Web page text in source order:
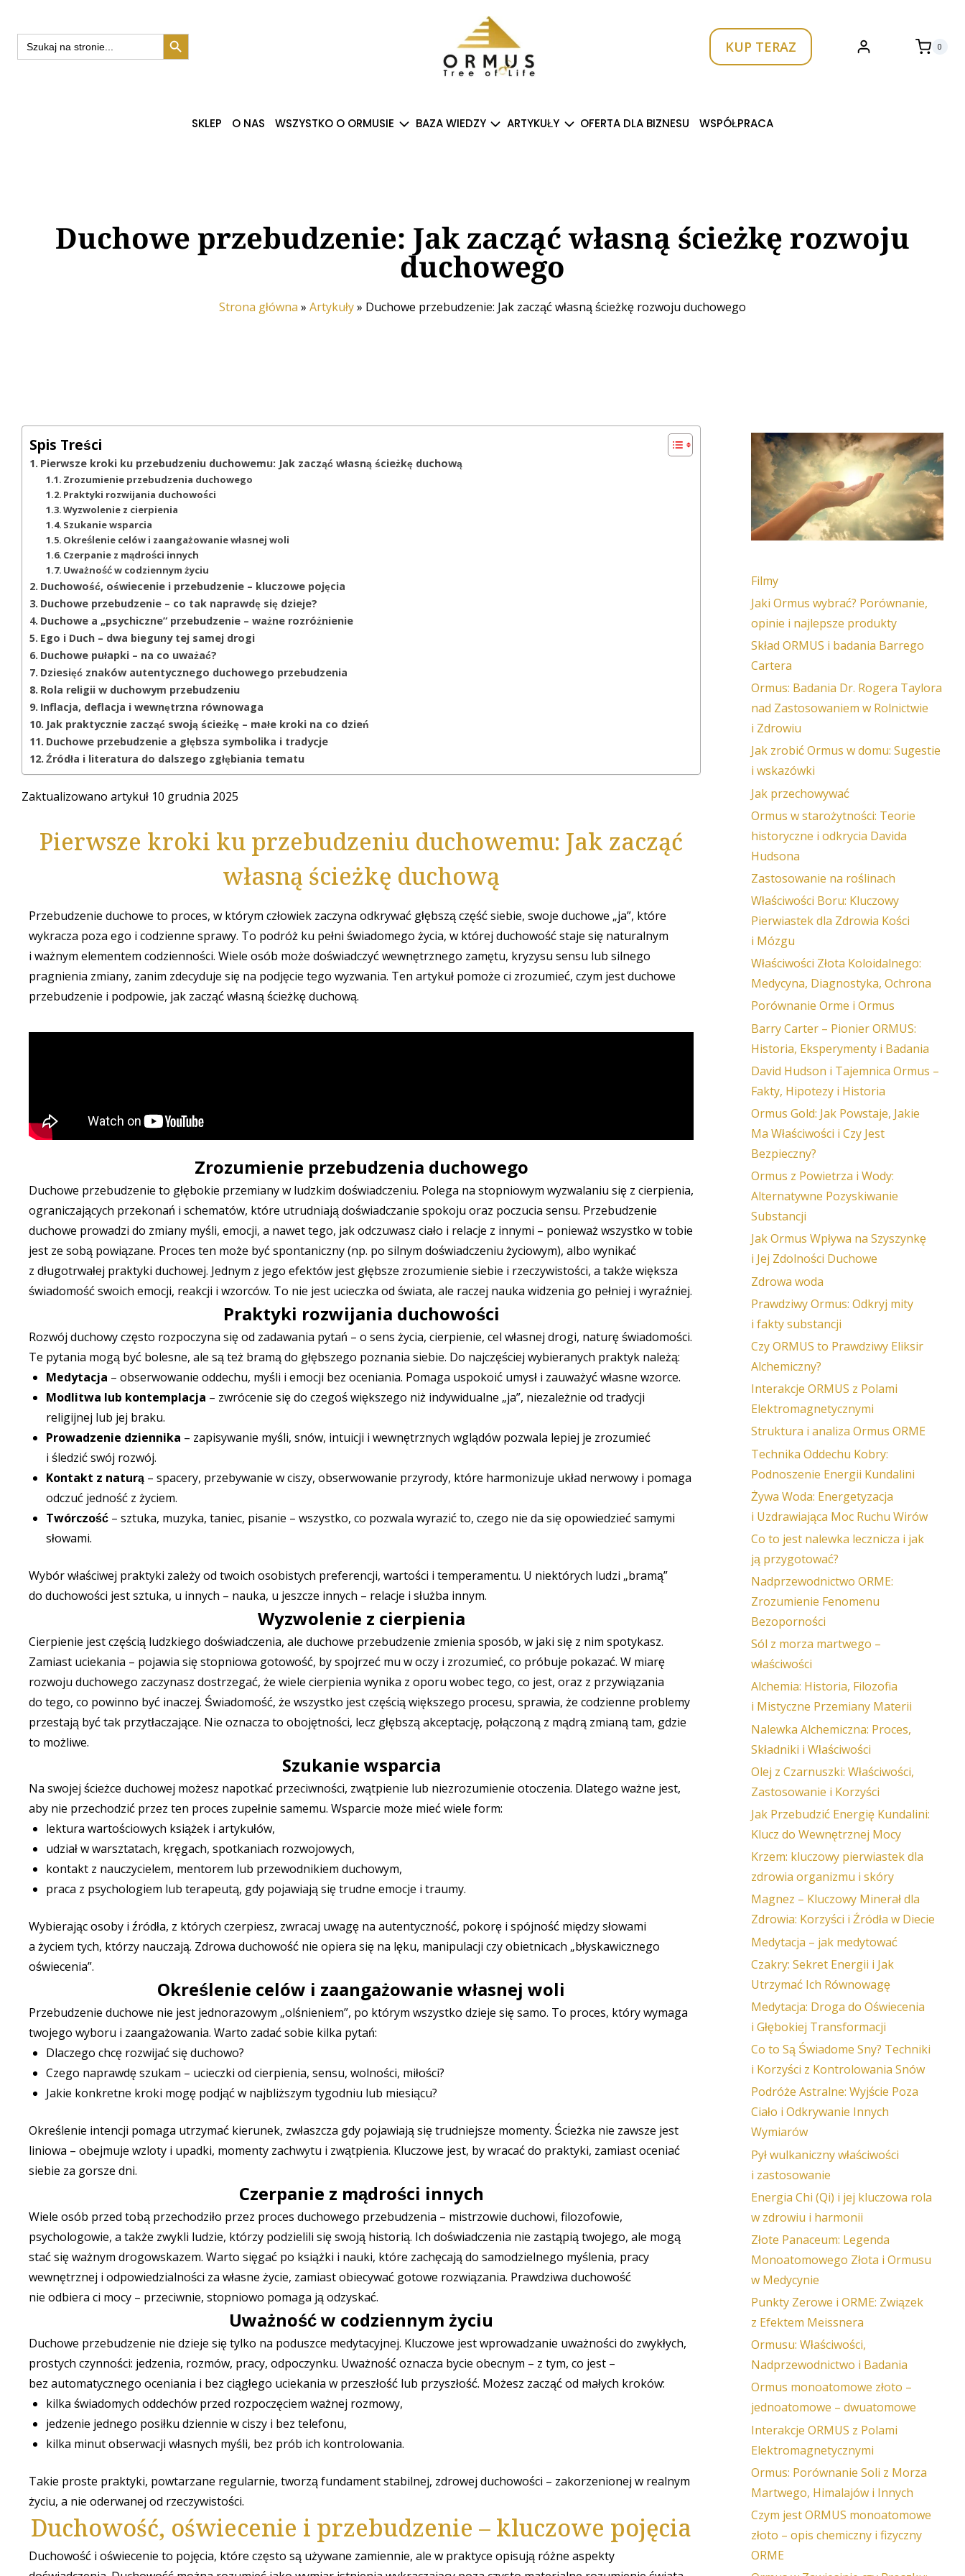
Search
for:
Search Button
KUP TERAZ 0
SKLEP O NAS WSZYSTKO O ORMUSIE BAZA WIEDZY ARTYKUŁY OFERTA DLA BIZNESU WSPÓŁPRACA
Duchowe przebudzenie: Jak zacząć własną ścieżkę rozwoju
duchowego
Strona główna » Artykuły» Duchowe przebudzenie: Jak zacząć własną ścieżkę rozwoju duchowego
Spis Treści
Pierwsze kroki ku przebudzeniu duchowemu: Jak zacząć własną ścieżkę duchową
Zrozumienie przebudzenia duchowego
Praktyki rozwijania duchowości
Wyzwolenie z cierpienia
Szukanie wsparcia
Określenie celów i zaangażowanie własnej woli
Czerpanie z mądrości innych
Uważność w codziennym życiu
Duchowość, oświecenie i przebudzenie – kluczowe pojęcia
Duchowe przebudzenie – co tak naprawdę się dzieje?
Duchowe a „psychiczne” przebudzenie – ważne rozróżnienie
Ego i Duch – dwa bieguny tej samej drogi
Duchowe pułapki – na co uważać?
Dziesięć znaków autentycznego duchowego przebudzenia
Rola religii w duchowym przebudzeniu
Inflacja, deflacja i wewnętrzna równowaga
Jak praktycznie zacząć swoją ścieżkę – małe kroki na co dzień
Duchowe przebudzenie a głębsza symbolika i tradycje
Źródła i literatura do dalszego zgłębiania tematu
Zaktualizowano artykuł 10 grudnia 2025
Pierwsze kroki ku przebudzeniu duchowemu: Jak zacząć
własną ścieżkę duchową
Przebudzenie duchowe to proces, w którym człowiek zaczyna odkrywać głębszą część siebie, swoje duchowe „ja”, które
wykracza poza ego i codzienne sprawy. To podróż ku pełni świadomego życia, w której duchowość staje się naturalnym
i ważnym elementem codzienności. Wiele osób może doświadczyć wewnętrznego zamętu, kryzysu sensu lub silnego
pragnienia zmiany, zanim zdecyduje się na podjęcie tego wyzwania. Ten artykuł pomoże ci zrozumieć, czym jest duchowe
przebudzenie i podpowie, jak zacząć własną ścieżkę duchową.
Zrozumienie przebudzenia duchowego
Duchowe przebudzenie to głębokie przemiany w ludzkim doświadczeniu. Polega na stopniowym wyzwalaniu się z cierpienia,
ograniczających przekonań i schematów, które utrudniają doświadczanie spokoju oraz poczucia sensu. Przebudzenie
duchowe prowadzi do zmiany myśli, emocji, a nawet tego, jak odczuwasz ciało i relacje z innymi – ponieważ wszystko w tobie
jest ze sobą powiązane. Proces ten może być spontaniczny (np. po silnym doświadczeniu życiowym), albo wynikać
z długotrwałej praktyki duchowej. Jednym z jego efektów jest głębsze zrozumienie siebie i rzeczywistości, a także większa
świadomość swoich emocji, reakcji i wzorców. To nie jest ucieczka od świata, ale raczej nauka widzenia go pełniej i wyraźniej.
Praktyki rozwijania duchowości
Rozwój duchowy często rozpoczyna się od zadawania pytań – o sens życia, cierpienie, cel własnej drogi, naturę świadomości.
Te pytania mogą być bolesne, ale są też bramą do głębszego poznania siebie. Do najczęściej wybieranych praktyk należą:
Medytacja – obserwowanie oddechu, myśli i emocji bez oceniania. Pomaga uspokoić umysł i zauważyć własne wzorce.
Modlitwa lub kontemplacja – zwrócenie się do czegoś większego niż indywidualne „ja”, niezależnie od tradycji
religijnej lub jej braku.
Prowadzenie dziennika – zapisywanie myśli, snów, intuicji i wewnętrznych wglądów pozwala lepiej je zrozumieć
i śledzić swój rozwój.
Kontakt z naturą – spacery, przebywanie w ciszy, obserwowanie przyrody, które harmonizuje układ nerwowy i pomaga
odczuć jedność z życiem.
Twórczość – sztuka, muzyka, taniec, pisanie – wszystko, co pozwala wyrazić to, czego nie da się opowiedzieć samymi
słowami.
Wybór właściwej praktyki zależy od twoich osobistych preferencji, wartości i temperamentu. U niektórych ludzi „bramą”
do duchowości jest sztuka, u innych – nauka, u jeszcze innych – relacje i służba innym.
Wyzwolenie z cierpienia
Cierpienie jest częścią ludzkiego doświadczenia, ale duchowe przebudzenie zmienia sposób, w jaki się z nim spotykasz.
Zamiast uciekania – pojawia się stopniowa gotowość, by spojrzeć mu w oczy i zrozumieć, co próbuje pokazać. W miarę
rozwoju duchowego zaczynasz dostrzegać, że wiele cierpienia wynika z oporu wobec tego, co jest, oraz z przywiązania
do tego, co powinno być inaczej. Świadomość, że wszystko jest częścią większego procesu, sprawia, że codzienne problemy
przestają być tak przytłaczające. Nie oznacza to obojętności, lecz głębszą akceptację, połączoną z mądrą zmianą tam, gdzie
to możliwe.
Szukanie wsparcia
Na swojej ścieżce duchowej możesz napotkać przeciwności, zwątpienie lub niezrozumienie otoczenia. Dlatego ważne jest,
aby nie przechodzić przez ten proces zupełnie samemu. Wsparcie może mieć wiele form:
lektura wartościowych książek i artykułów,
udział w warsztatach, kręgach, spotkaniach rozwojowych,
kontakt z nauczycielem, mentorem lub przewodnikiem duchowym,
praca z psychologiem lub terapeutą, gdy pojawiają się trudne emocje i traumy.
Wybierając osoby i źródła, z których czerpiesz, zwracaj uwagę na autentyczność, pokorę i spójność między słowami
a życiem tych, którzy nauczają. Zdrowa duchowość nie opiera się na lęku, manipulacji czy obietnicach „błyskawicznego
oświecenia”.
Określenie celów i zaangażowanie własnej woli
Przebudzenie duchowe nie jest jednorazowym „olśnieniem”, po którym wszystko dzieje się samo. To proces, który wymaga
twojego wyboru i zaangażowania. Warto zadać sobie kilka pytań:
Dlaczego chcę rozwijać się duchowo?
Czego naprawdę szukam – ucieczki od cierpienia, sensu, wolności, miłości?
Jakie konkretne kroki mogę podjąć w najbliższym tygodniu lub miesiącu?
Określenie intencji pomaga utrzymać kierunek, zwłaszcza gdy pojawiają się trudniejsze momenty. Ścieżka nie zawsze jest
liniowa – obejmuje wzloty i upadki, momenty zachwytu i zwątpienia. Kluczowe jest, by wracać do praktyki, zamiast oceniać
siebie za gorsze dni.
Czerpanie z mądrości innych
Wiele osób przed tobą przechodziło przez proces duchowego przebudzenia – mistrzowie duchowi, filozofowie,
psychologowie, a także zwykli ludzie, którzy podzielili się swoją historią. Ich doświadczenia nie zastąpią twojego, ale mogą
stać się ważnym drogowskazem. Warto sięgać po książki i nauki, które zachęcają do samodzielnego myślenia, pracy
wewnętrznej i odpowiedzialności za własne życie, zamiast obiecywać gotowe rozwiązania. Prawdziwa duchowość
nie odbiera ci mocy – przeciwnie, stopniowo pomaga ją odzyskać.
Uważność w codziennym życiu
Duchowe przebudzenie nie dzieje się tylko na poduszce medytacyjnej. Kluczowe jest wprowadzanie uważności do zwykłych,
prostych czynności: jedzenia, rozmów, pracy, odpoczynku. Uważność oznacza bycie obecnym – z tym, co jest –
bez automatycznego oceniania i bez ciągłego uciekania w przeszłość lub przyszłość. Możesz zacząć od małych kroków:
kilka świadomych oddechów przed rozpoczęciem ważnej rozmowy,
jedzenie jednego posiłku dziennie w ciszy i bez telefonu,
kilka minut obserwacji własnych myśli, bez prób ich kontrolowania.
Takie proste praktyki, powtarzane regularnie, tworzą fundament stabilnej, zdrowej duchowości – zakorzenionej w realnym
życiu, a nie oderwanej od rzeczywistości.
Duchowość, oświecenie i przebudzenie – kluczowe pojęcia
Duchowość i oświecenie to pojęcia, które często są używane zamiennie, ale w praktyce opisują różne aspekty
Filmy
Jaki Ormus wybrać? Porównanie,
opinie i najlepsze produkty
Skład ORMUS i badania Barrego
Cartera
Ormus: Badania Dr. Rogera Taylora
nad Zastosowaniem w Rolnictwie
i Zdrowiu
Jak zrobić Ormus w domu: Sugestie
i wskazówki
Jak przechowywać
Ormus w starożytności: Teorie
historyczne i odkrycia Davida
Hudsona
Zastosowanie na roślinach
Właściwości Boru: Kluczowy
Pierwiastek dla Zdrowia Kości
i Mózgu
Właściwości Złota Koloidalnego:
Medycyna, Diagnostyka, Ochrona
Porównanie Orme i Ormus
Barry Carter – Pionier ORMUS:
Historia, Eksperymenty i Badania
David Hudson i Tajemnica Ormus –
Fakty, Hipotezy i Historia
Ormus Gold: Jak Powstaje, Jakie
Ma Właściwości i Czy Jest
Bezpieczny?
Ormus z Powietrza i Wody:
Alternatywne Pozyskiwanie
Substancji
Jak Ormus Wpływa na Szyszynkę
i Jej Zdolności Duchowe
Zdrowa woda
Prawdziwy Ormus: Odkryj mity
i fakty substancji
Czy ORMUS to Prawdziwy Eliksir
Alchemiczny?
Interakcje ORMUS z Polami
Elektromagnetycznymi
Struktura i analiza Ormus ORME
Technika Oddechu Kobry:
Podnoszenie Energii Kundalini
Żywa Woda: Energetyzacja
i Uzdrawiająca Moc Ruchu Wirów
Co to jest nalewka lecznicza i jak
ją przygotować?
Nadprzewodnictwo ORME:
Zrozumienie Fenomenu
Bezoporności
Sól z morza martwego –
właściwości
Alchemia: Historia, Filozofia
i Mistyczne Przemiany Materii
Nalewka Alchemiczna: Proces,
Składniki i Właściwości
Olej z Czarnuszki: Właściwości,
Zastosowanie i Korzyści
Jak Przebudzić Energię Kundalini:
Klucz do Wewnętrznej Mocy
Krzem: kluczowy pierwiastek dla
zdrowia organizmu i skóry
Magnez – Kluczowy Minerał dla
Zdrowia: Korzyści i Źródła w Diecie
Medytacja – jak medytować
Czakry: Sekret Energii i Jak
Utrzymać Ich Równowagę
Medytacja: Droga do Oświecenia
i Głębokiej Transformacji
Co to Są Świadome Sny? Techniki
i Korzyści z Kontrolowania Snów
Podróże Astralne: Wyjście Poza
Ciało i Odkrywanie Innych
Wymiarów
Pył wulkaniczny właściwości
i zastosowanie
Energia Chi (Qi) i jej kluczowa rola
w zdrowiu i harmonii
Złote Panaceum: Legenda
Monoatomowego Złota i Ormusu
w Medycynie
Punkty Zerowe i ORME: Związek
z Efektem Meissnera
Ormusu: Właściwości,
Nadprzewodnictwo i Badania
Ormus monoatomowe złoto –
jednoatomowe – dwuatomowe
Interakcje ORMUS z Polami
Elektromagnetycznymi
Ormus: Porównanie Soli z Morza
Martwego, Himalajów i Innych
Czym jest ORMUS monoatomowe
złoto – opis chemiczny i fizyczny
ORME